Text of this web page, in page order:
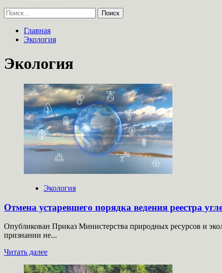
Найти:
Главная
Экология
Экология
Экология
Отмена устаревшего порядка ведения реестра
Опубликован Приказ Министерства природных ресурсов и
признании не...
Читать далееПрочитать
о